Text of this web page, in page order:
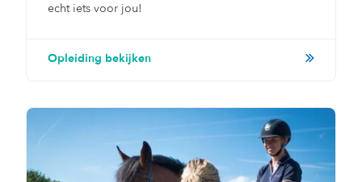
echt iets voor jou!
Opleiding bekijken